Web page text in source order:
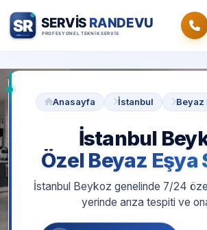
Anasayfa İstanbul Beyaz
İstanbul
Özel Beyaz Eşya
İstanbul Beykoz genelinde 7/24
yerinde arıza tespiti ve